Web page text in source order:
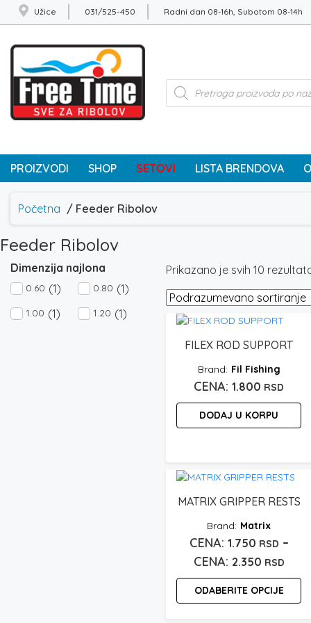
Užice 031/525-450 Radni dan 08-16h, Subotom 08-14h
Products
search
PROIZVODI SHOP SETOVI LISTA BRENDOVA
Početna / Feeder Ribolov
Feeder Ribolov
Dimenzija najlona
0.60 (1) 0.80 (1)
1.00 (1) 1.20 (1)
Prikazano je svih 10
FILEX ROD SUPPORT
Fil Fishing
1.800 RSD
DODAJ U KORPU
MATRIX GRIPPER RESTS
Matrix
1.750 RSD –
2.350 RSD
cena:
od
ODABERITE OPCIJE